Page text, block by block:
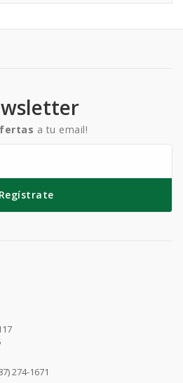
a tu email!
Regístrate
274-1671